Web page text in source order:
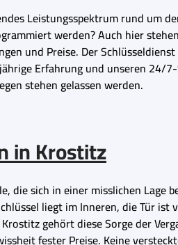
Leistungsspektrum rund um
werden? Auch hier
und Preise. Der
Erfahrung und unseren 24/
stehen gelassen werden.
in Krostitz
die sich in einer misslichen Lage
liegt im Inneren, die Tür ist
gehört diese Sorge der
fester Preise. Keine